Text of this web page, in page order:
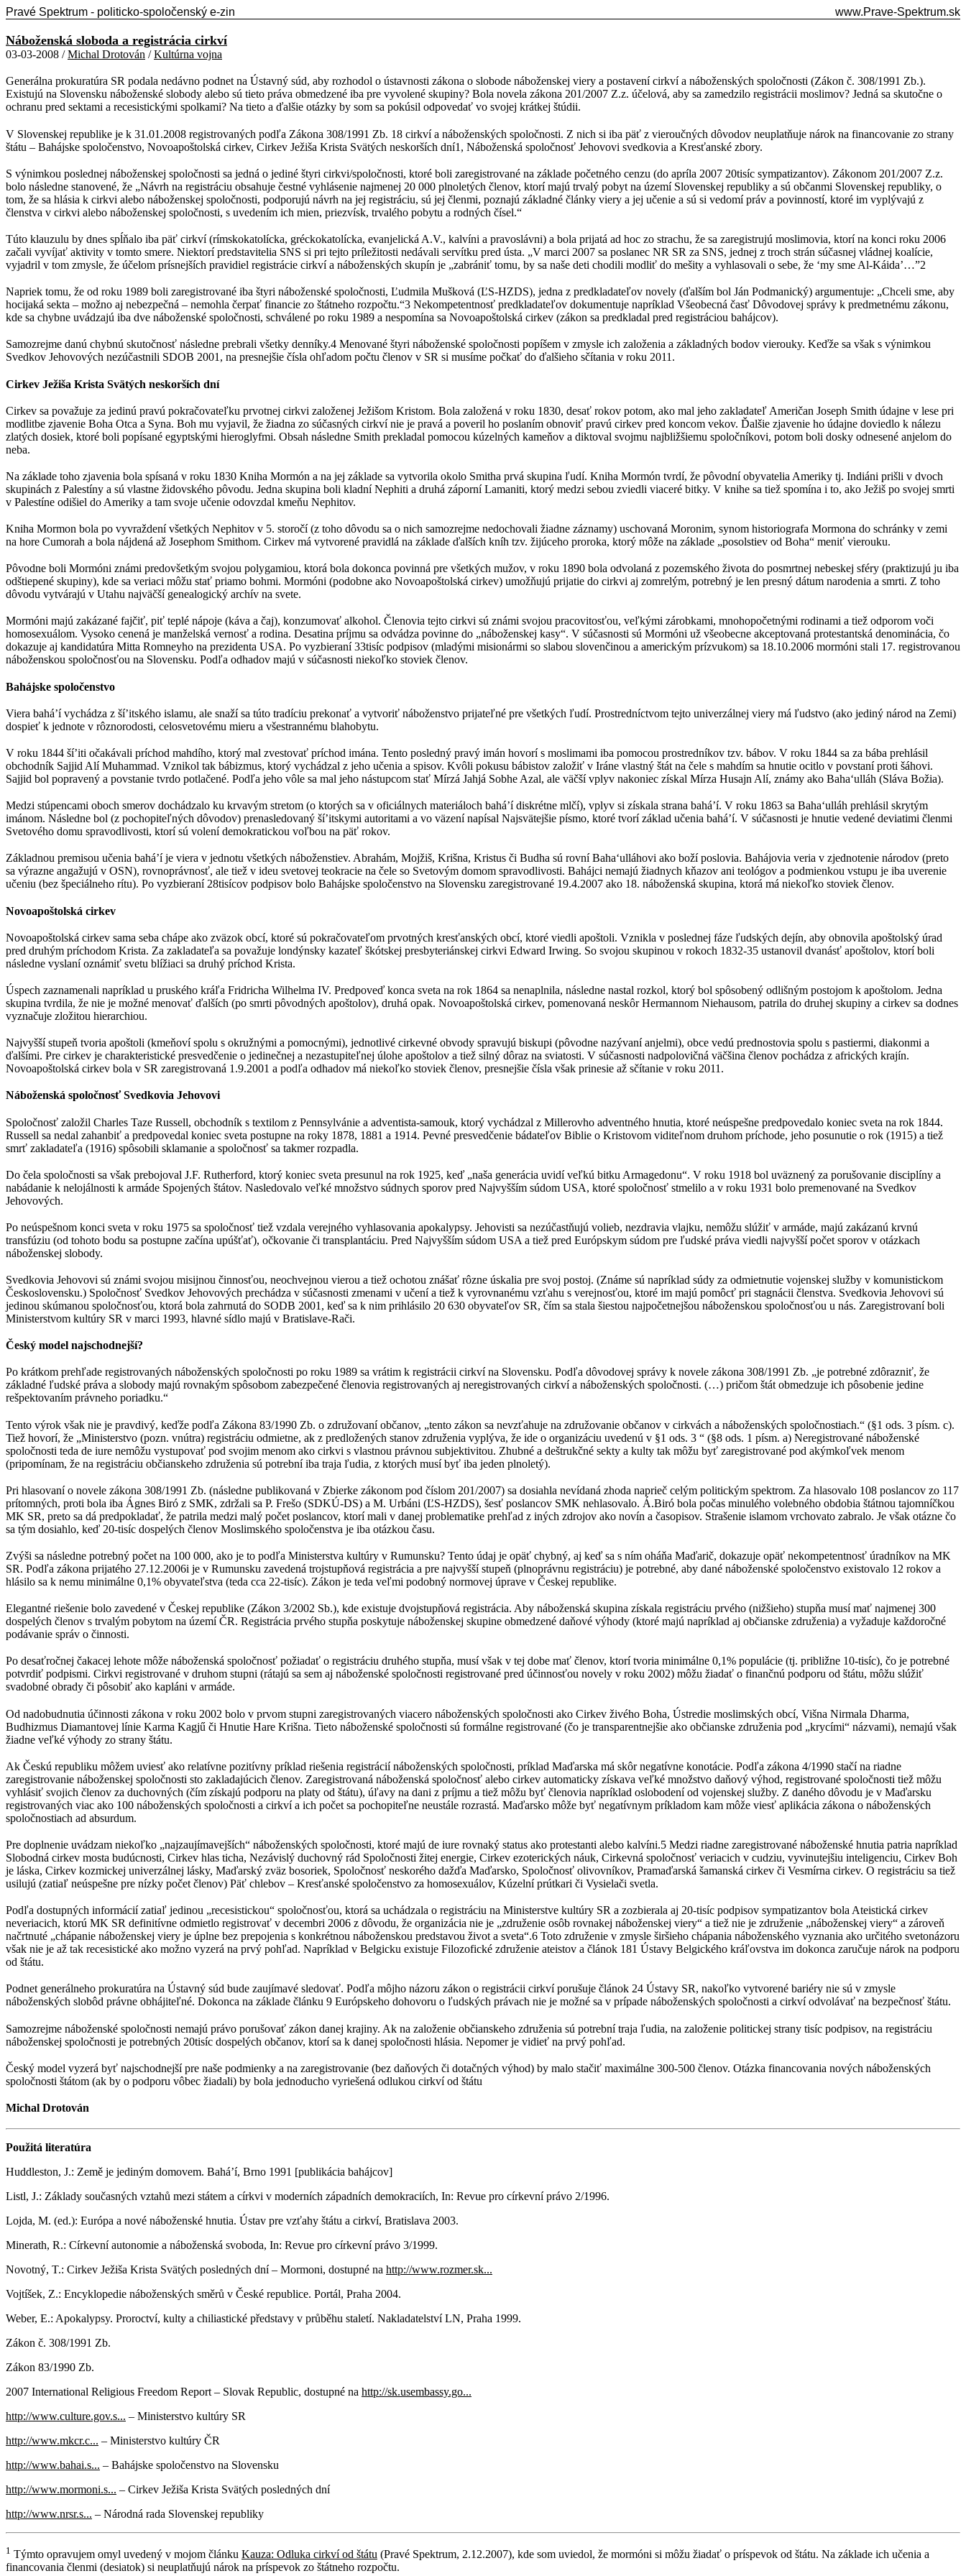
Pravé Spektrum - politicko-spoločenský e-zin www.Prave-Spektrum.sk
Náboženská sloboda a registrácia cirkví
03-03-2008 /Michal Drotován /Kultúrna vojna
Generálna prokuratúra SR podala nedávno podnet na Ústavný súd, aby rozhodol o ústavnosti zákona o slobode náboženskej viery a postavení cirkví a náboženských spoločnosti (Zákon č. 308/1991 Zb.).
Existujú na Slovensku náboženské slobody alebo sú tieto práva obmedzené iba pre vyvolené skupiny? Bola novela zákona 201/2007 Z.z. účelová, aby sa zamedzilo registrácii moslimov? Jedná sa skutočne o
ochranu pred sektami a recesistickými spolkami? Na tieto a ďalšie otázky by som sa pokúsil odpovedať vo svojej krátkej štúdii.
V Slovenskej republike je k 31.01.2008 registrovaných podľa Zákona 308/1991 Zb. 18 cirkví a náboženských spoločnosti. Z nich si iba päť z vieroučných dôvodov neuplatňuje nárok na financovanie zo strany
štátu – Bahájske spoločenstvo, Novoapoštolská cirkev, Cirkev Ježiša Krista Svätých neskorších dní1, Náboženská spoločnosť Jehovovi svedkovia a Kresťanské zbory.
S výnimkou poslednej náboženskej spoločnosti sa jedná o jediné štyri cirkvi/spoločnosti, ktoré boli zaregistrované na základe početného cenzu (do apríla 2007 20tisíc sympatizantov). Zákonom 201/2007 Z.z.
bolo následne stanovené, že „Návrh na registráciu obsahuje čestné vyhlásenie najmenej 20 000 plnoletých členov, ktorí majú trvalý pobyt na území Slovenskej republiky a sú občanmi Slovenskej republiky, o
tom, že sa hlásia k cirkvi alebo náboženskej spoločnosti, podporujú návrh na jej registráciu, sú jej členmi, poznajú základné články viery a jej učenie a sú si vedomí práv a povinností, ktoré im vyplývajú z
členstva v cirkvi alebo náboženskej spoločnosti, s uvedením ich mien, priezvísk, trvalého pobytu a rodných čísel.“
Túto klauzulu by dnes spĺňalo iba päť cirkví (rímskokatolícka, gréckokatolícka, evanjelická A.V., kalvíni a pravoslávni) a bola prijatá ad hoc zo strachu, že sa zaregistrujú moslimovia, ktorí na konci roku 2006
začali vyvíjať aktivity v tomto smere. Niektorí predstavitelia SNS si pri tejto príležitosti nedávali servítku pred ústa. „V marci 2007 sa poslanec NR SR za SNS, jednej z troch strán súčasnej vládnej koalície,
vyjadril v tom zmysle, že účelom prísnejších pravidiel registrácie cirkví a náboženských skupín je „zabrániť tomu, by sa naše deti chodili modliť do mešity a vyhlasovali o sebe, že ‘my sme Al-Káida’…”2
Napriek tomu, že od roku 1989 boli zaregistrované iba štyri náboženské spoločnosti, Ľudmila Mušková (ĽS-HZDS), jedna z predkladateľov novely (ďalším bol Ján Podmanický) argumentuje: „Chceli sme, aby
hocijaká sekta – možno aj nebezpečná – nemohla čerpať financie zo štátneho rozpočtu.“3 Nekompetentnosť predkladateľov dokumentuje napríklad Všeobecná časť Dôvodovej správy k predmetnému zákonu,
kde sa chybne uvádzajú iba dve náboženské spoločnosti, schválené po roku 1989 a nespomína sa Novoapoštolská cirkev (zákon sa predkladal pred registráciou bahájcov).
Samozrejme danú chybnú skutočnosť následne prebrali všetky denníky.4 Menované štyri náboženské spoločnosti popíšem v zmysle ich založenia a základných bodov vierouky. Keďže sa však s výnimkou
Svedkov Jehovových nezúčastnili SDOB 2001, na presnejšie čísla ohľadom počtu členov v SR si musíme počkať do ďalšieho sčítania v roku 2011.
Cirkev Ježiša Krista Svätých neskorších dní
Cirkev sa považuje za jedinú pravú pokračovateľku prvotnej cirkvi založenej Ježišom Kristom. Bola založená v roku 1830, desať rokov potom, ako mal jeho zakladateľ Američan Joseph Smith údajne v lese pri
modlitbe zjavenie Boha Otca a Syna. Boh mu vyjavil, že žiadna zo súčasných cirkví nie je pravá a poveril ho poslaním obnoviť pravú cirkev pred koncom vekov. Ďalšie zjavenie ho údajne doviedlo k nálezu
zlatých dosiek, ktoré boli popísané egyptskými hieroglyfmi. Obsah následne Smith prekladal pomocou kúzelných kameňov a diktoval svojmu najbližšiemu spoločníkovi, potom boli dosky odnesené anjelom do
neba.
Na základe toho zjavenia bola spísaná v roku 1830 Kniha Mormón a na jej základe sa vytvorila okolo Smitha prvá skupina ľudí. Kniha Mormón tvrdí, že pôvodní obyvatelia Ameriky tj. Indiáni prišli v dvoch
skupinách z Palestíny a sú vlastne židovského pôvodu. Jedna skupina boli kladní Nephiti a druhá záporní Lamaniti, ktorý medzi sebou zviedli viaceré bitky. V knihe sa tiež spomína i to, ako Ježiš po svojej smrti
v Palestíne odišiel do Ameriky a tam svoje učenie odovzdal kmeňu Nephitov.
Kniha Mormon bola po vyvraždení všetkých Nephitov v 5. storočí (z toho dôvodu sa o nich samozrejme nedochovali žiadne záznamy) uschovaná Moronim, synom historiografa Mormona do schránky v zemi
na hore Cumorah a bola nájdená až Josephom Smithom. Cirkev má vytvorené pravidlá na základe ďalších kníh tzv. žijúceho proroka, ktorý môže na základe „posolstiev od Boha“ meniť vierouku.
Pôvodne boli Mormóni známi predovšetkým svojou polygamiou, ktorá bola dokonca povinná pre všetkých mužov, v roku 1890 bola odvolaná z pozemského života do posmrtnej nebeskej sféry (praktizujú ju iba
odštiepené skupiny), kde sa veriaci môžu stať priamo bohmi. Mormóni (podobne ako Novoapoštolská cirkev) umožňujú prijatie do cirkvi aj zomrelým, potrebný je len presný dátum narodenia a smrti. Z toho
dôvodu vytvárajú v Utahu najväčší genealogický archív na svete.
Mormóni majú zakázané fajčiť, piť teplé nápoje (káva a čaj), konzumovať alkohol. Členovia tejto cirkvi sú známi svojou pracovitosťou, veľkými zárobkami, mnohopočetnými rodinami a tiež odporom voči
homosexuálom. Vysoko cenená je manželská vernosť a rodina. Desatina príjmu sa odvádza povinne do „náboženskej kasy“. V súčasnosti sú Mormóni už všeobecne akceptovaná protestantská denominácia, čo
dokazuje aj kandidatúra Mitta Romneyho na prezidenta USA. Po vyzbieraní 33tisíc podpisov (mladými misionármi so slabou slovenčinou a americkým prízvukom) sa 18.10.2006 mormóni stali 17. registrovanou
náboženskou spoločnosťou na Slovensku. Podľa odhadov majú v súčasnosti niekoľko stoviek členov.
Bahájske spoločenstvo
Viera bahá’í vychádza z ší’itského islamu, ale snaží sa túto tradíciu prekonať a vytvoriť náboženstvo prijateľné pre všetkých ľudí. Prostredníctvom tejto univerzálnej viery má ľudstvo (ako jediný národ na Zemi)
dospieť k jednote v rôznorodosti, celosvetovému mieru a všestrannému blahobytu.
V roku 1844 ší’iti očakávali príchod mahdího, ktorý mal zvestovať príchod imána. Tento posledný pravý imán hovorí s moslimami iba pomocou prostredníkov tzv. bábov. V roku 1844 sa za bába prehlásil
obchodník Sajjid Alí Muhammad. Vznikol tak bábizmus, ktorý vychádzal z jeho učenia a spisov. Kvôli pokusu bábistov založiť v Iráne vlastný štát na čele s mahdím sa hnutie ocitlo v povstaní proti šáhovi.
Sajjid bol popravený a povstanie tvrdo potlačené. Podľa jeho vôle sa mal jeho nástupcom stať Mírzá Jahjá Sobhe Azal, ale väčší vplyv nakoniec získal Mírza Husajn Alí, známy ako Baha‘ulláh (Sláva Božia).
Medzi stúpencami oboch smerov dochádzalo ku krvavým stretom (o ktorých sa v oficiálnych materiáloch bahá’í diskrétne mlčí), vplyv si získala strana bahá’í. V roku 1863 sa Baha‘ulláh prehlásil skrytým
imánom. Následne bol (z pochopiteľných dôvodov) prenasledovaný ší’itskymi autoritami a vo väzení napísal Najsvätejšie písmo, ktoré tvorí základ učenia bahá’í. V súčasnosti je hnutie vedené deviatimi členmi
Svetového domu spravodlivosti, ktorí sú volení demokratickou voľbou na päť rokov.
Základnou premisou učenia bahá’í je viera v jednotu všetkých náboženstiev. Abrahám, Mojžiš, Krišna, Kristus či Budha sú rovní Baha‘ulláhovi ako boží poslovia. Bahájovia veria v zjednotenie národov (preto
sa výrazne angažujú v OSN), rovnoprávnosť, ale tiež v ideu svetovej teokracie na čele so Svetovým domom spravodlivosti. Bahájci nemajú žiadnych kňazov ani teológov a podmienkou vstupu je iba uverenie
učeniu (bez špeciálneho rítu). Po vyzbieraní 28tisícov podpisov bolo Bahájske spoločenstvo na Slovensku zaregistrované 19.4.2007 ako 18. náboženská skupina, ktorá má niekoľko stoviek členov.
Novoapoštolská cirkev
Novoapoštolská cirkev sama seba chápe ako zväzok obcí, ktoré sú pokračovateľom prvotných kresťanských obcí, ktoré viedli apoštoli. Vznikla v poslednej fáze ľudských dejín, aby obnovila apoštolský úrad
pred druhým príchodom Krista. Za zakladateľa sa považuje londýnsky kazateľ škótskej presbyteriánskej cirkvi Edward Irwing. So svojou skupinou v rokoch 1832-35 ustanovil dvanásť apoštolov, ktorí boli
následne vyslaní oznámiť svetu blížiaci sa druhý príchod Krista.
Úspech zaznamenali napríklad u pruského kráľa Fridricha Wilhelma IV. Predpoveď konca sveta na rok 1864 sa nenaplnila, následne nastal rozkol, ktorý bol spôsobený odlišným postojom k apoštolom. Jedna
skupina tvrdila, že nie je možné menovať ďalších (po smrti pôvodných apoštolov), druhá opak. Novoapoštolská cirkev, pomenovaná neskôr Hermannom Niehausom, patrila do druhej skupiny a cirkev sa dodnes
vyznačuje zložitou hierarchiou.
Najvyšší stupeň tvoria apoštoli (kmeňoví spolu s okružnými a pomocnými), jednotlivé cirkevné obvody spravujú biskupi (pôvodne nazývaní anjelmi), obce vedú prednostovia spolu s pastiermi, diakonmi a
ďalšími. Pre cirkev je charakteristické presvedčenie o jedinečnej a nezastupiteľnej úlohe apoštolov a tiež silný dôraz na sviatosti. V súčasnosti nadpolovičná väčšina členov pochádza z afrických krajín.
Novoapoštolská cirkev bola v SR zaregistrovaná 1.9.2001 a podľa odhadov má niekoľko stoviek členov, presnejšie čísla však prinesie až sčítanie v roku 2011.
Náboženská spoločnosť Svedkovia Jehovovi
Spoločnosť založil Charles Taze Russell, obchodník s textilom z Pennsylvánie a adventista-samouk, ktorý vychádzal z Millerovho adventného hnutia, ktoré neúspešne predpovedalo koniec sveta na rok 1844.
Russell sa nedal zahanbiť a predpovedal koniec sveta postupne na roky 1878, 1881 a 1914. Pevné presvedčenie bádateľov Biblie o Kristovom viditeľnom druhom príchode, jeho posunutie o rok (1915) a tiež
smrť zakladateľa (1916) spôsobili sklamanie a spoločnosť sa takmer rozpadla.
Do čela spoločnosti sa však prebojoval J.F. Rutherford, ktorý koniec sveta presunul na rok 1925, keď „naša generácia uvidí veľkú bitku Armagedonu“. V roku 1918 bol uväznený za porušovanie disciplíny a
nabádanie k nelojálnosti k armáde Spojených štátov. Nasledovalo veľké množstvo súdnych sporov pred Najvyšším súdom USA, ktoré spoločnosť stmelilo a v roku 1931 bolo premenované na Svedkov
Jehovových.
Po neúspešnom konci sveta v roku 1975 sa spoločnosť tiež vzdala verejného vyhlasovania apokalypsy. Jehovisti sa nezúčastňujú volieb, nezdravia vlajku, nemôžu slúžiť v armáde, majú zakázanú krvnú
transfúziu (od tohoto bodu sa postupne začína upúšťať), očkovanie či transplantáciu. Pred Najvyšším súdom USA a tiež pred Európskym súdom pre ľudské práva viedli najvyšší počet sporov v otázkach
náboženskej slobody.
Svedkovia Jehovovi sú známi svojou misijnou činnosťou, neochvejnou vierou a tiež ochotou znášať rôzne úskalia pre svoj postoj. (Známe sú napríklad súdy za odmietnutie vojenskej služby v komunistickom
Československu.) Spoločnosť Svedkov Jehovových prechádza v súčasnosti zmenami v učení a tiež k vyrovnanému vzťahu s verejnosťou, ktoré im majú pomôcť pri stagnácii členstva. Svedkovia Jehovovi sú
jedinou skúmanou spoločnosťou, ktorá bola zahrnutá do SODB 2001, keď sa k nim prihlásilo 20 630 obyvateľov SR, čím sa stala šiestou najpočetnejšou náboženskou spoločnosťou u nás. Zaregistrovaní boli
Ministerstvom kultúry SR v marci 1993, hlavné sídlo majú v Bratislave-Rači.
Český model najschodnejší?
Po krátkom prehľade registrovaných náboženských spoločnosti po roku 1989 sa vrátim k registrácii cirkví na Slovensku. Podľa dôvodovej správy k novele zákona 308/1991 Zb. „je potrebné zdôrazniť, že
základné ľudské práva a slobody majú rovnakým spôsobom zabezpečené členovia registrovaných aj neregistrovaných cirkví a náboženských spoločnosti. (…) pričom štát obmedzuje ich pôsobenie jedine
rešpektovaním právneho poriadku.“
Tento výrok však nie je pravdivý, keďže podľa Zákona 83/1990 Zb. o združovaní občanov, „tento zákon sa nevzťahuje na združovanie občanov v cirkvách a náboženských spoločnostiach.“ (§1 ods. 3 písm. c).
Tiež hovorí, že „Ministerstvo (pozn. vnútra) registráciu odmietne, ak z predložených stanov združenia vyplýva, že ide o organizáciu uvedenú v §1 ods. 3 “ (§8 ods. 1 písm. a) Neregistrované náboženské
spoločnosti teda de iure nemôžu vystupovať pod svojim menom ako cirkvi s vlastnou právnou subjektivitou. Zhubné a deštrukčné sekty a kulty tak môžu byť zaregistrované pod akýmkoľvek menom
(pripomínam, že na registráciu občianskeho združenia sú potrební iba traja ľudia, z ktorých musí byť iba jeden plnoletý).
Pri hlasovaní o novele zákona 308/1991 Zb. (následne publikovaná v Zbierke zákonom pod číslom 201/2007) sa dosiahla nevídaná zhoda naprieč celým politickým spektrom. Za hlasovalo 108 poslancov zo 117
prítomných, proti bola iba Ágnes Biró z SMK, zdržali sa P. Frešo (SDKÚ-DS) a M. Urbáni (ĽS-HZDS), šesť poslancov SMK nehlasovalo. Á.Biró bola počas minulého volebného obdobia štátnou tajomníčkou
MK SR, preto sa dá predpokladať, že patrila medzi malý počet poslancov, ktorí mali v danej problematike prehľad z iných zdrojov ako novín a časopisov. Strašenie islamom vrchovato zabralo. Je však otázne čo
sa tým dosiahlo, keď 20-tisíc dospelých členov Moslimského spoločenstva je iba otázkou času.
Zvýši sa následne potrebný počet na 100 000, ako je to podľa Ministerstva kultúry v Rumunsku? Tento údaj je opäť chybný, aj keď sa s ním oháňa Maďarič, dokazuje opäť nekompetentnosť úradníkov na MK
SR. Podľa zákona prijatého 27.12.2006i je v Rumunsku zavedená trojstupňová registrácia a pre najvyšší stupeň (plnoprávnu registráciu) je potrebné, aby dané náboženské spoločenstvo existovalo 12 rokov a
hlásilo sa k nemu minimálne 0,1% obyvateľstva (teda cca 22-tisíc). Zákon je teda veľmi podobný normovej úprave v Českej republike.
Elegantné riešenie bolo zavedené v Českej republike (Zákon 3/2002 Sb.), kde existuje dvojstupňová registrácia. Aby náboženská skupina získala registráciu prvého (nižšieho) stupňa musí mať najmenej 300
dospelých členov s trvalým pobytom na území ČR. Registrácia prvého stupňa poskytuje náboženskej skupine obmedzené daňové výhody (ktoré majú napríklad aj občianske združenia) a vyžaduje každoročné
podávanie správ o činnosti.
Po desaťročnej čakacej lehote môže náboženská spoločnosť požiadať o registráciu druhého stupňa, musí však v tej dobe mať členov, ktorí tvoria minimálne 0,1% populácie (tj. približne 10-tisíc), čo je potrebné
potvrdiť podpismi. Cirkvi registrované v druhom stupni (rátajú sa sem aj náboženské spoločnosti registrované pred účinnosťou novely v roku 2002) môžu žiadať o finančnú podporu od štátu, môžu slúžiť
svadobné obrady či pôsobiť ako kapláni v armáde.
Od nadobudnutia účinnosti zákona v roku 2002 bolo v prvom stupni zaregistrovaných viacero náboženských spoločnosti ako Cirkev živého Boha, Ústredie moslimských obcí, Višna Nirmala Dharma,
Budhizmus Diamantovej línie Karma Kagjű či Hnutie Hare Krišna. Tieto náboženské spoločnosti sú formálne registrované (čo je transparentnejšie ako občianske združenia pod „krycími“ názvami), nemajú však
žiadne veľké výhody zo strany štátu.
Ak Českú republiku môžem uviesť ako relatívne pozitívny príklad riešenia registrácií náboženských spoločnosti, príklad Maďarska má skôr negatívne konotácie. Podľa zákona 4/1990 stačí na riadne
zaregistrovanie náboženskej spoločnosti sto zakladajúcich členov. Zaregistrovaná náboženská spoločnosť alebo cirkev automaticky získava veľké množstvo daňový výhod, registrované spoločnosti tiež môžu
vyhlásiť svojich členov za duchovných (čím získajú podporu na platy od štátu), úľavy na dani z príjmu a tiež môžu byť členovia napríklad oslobodení od vojenskej služby. Z daného dôvodu je v Maďarsku
registrovaných viac ako 100 náboženských spoločnosti a cirkví a ich počet sa pochopiteľne neustále rozrastá. Maďarsko môže byť negatívnym príkladom kam môže viesť aplikácia zákona o náboženských
spoločnostiach ad absurdum.
Pre doplnenie uvádzam niekoľko „najzaujímavejších“ náboženských spoločnosti, ktoré majú de iure rovnaký status ako protestanti alebo kalvíni.5 Medzi riadne zaregistrované náboženské hnutia patria napríklad
Slobodná cirkev mosta budúcnosti, Cirkev hlas ticha, Nezávislý duchovný rád Spoločnosti žitej energie, Cirkev ezoterických náuk, Cirkevná spoločnosť veriacich v cudziu, vyvinutejšiu inteligenciu, Cirkev Boh
je láska, Cirkev kozmickej univerzálnej lásky, Maďarský zväz bosoriek, Spoločnosť neskorého dažďa Maďarsko, Spoločnosť olivovníkov, Pramaďarská šamanská cirkev či Vesmírna cirkev. O registráciu sa tiež
usilujú (zatiaľ neúspešne pre nízky počet členov) Päť chlebov – Kresťanské spoločenstvo za homosexuálov, Kúzelní prútkari či Vysielači svetla.
Podľa dostupných informácií zatiaľ jedinou „recesistickou“ spoločnosťou, ktorá sa uchádzala o registráciu na Ministerstve kultúry SR a zozbierala aj 20-tisíc podpisov sympatizantov bola Ateistická cirkev
neveriacich, ktorú MK SR definitívne odmietlo registrovať v decembri 2006 z dôvodu, že organizácia nie je „združenie osôb rovnakej náboženskej viery“ a tiež nie je združenie „náboženskej viery“ a zároveň
načrtnuté „chápanie náboženskej viery je úplne bez prepojenia s konkrétnou náboženskou predstavou život a sveta“.6 Toto združenie v zmysle širšieho chápania náboženského vyznania ako určitého svetonázoru
však nie je až tak recesistické ako možno vyzerá na prvý pohľad. Napríklad v Belgicku existuje Filozofické združenie ateistov a článok 181 Ústavy Belgického kráľovstva im dokonca zaručuje nárok na podporu
od štátu.
Podnet generálneho prokuratúra na Ústavný súd bude zaujímavé sledovať. Podľa môjho názoru zákon o registrácii cirkví porušuje článok 24 Ústavy SR, nakoľko vytvorené bariéry nie sú v zmysle
náboženských slobôd právne obhájiteľné. Dokonca na základe článku 9 Európskeho dohovoru o ľudských právach nie je možné sa v prípade náboženských spoločnosti a cirkví odvolávať na bezpečnosť štátu.
Samozrejme náboženské spoločnosti nemajú právo porušovať zákon danej krajiny. Ak na založenie občianskeho združenia sú potrební traja ľudia, na založenie politickej strany tisíc podpisov, na registráciu
náboženskej spoločnosti je potrebných 20tisíc dospelých občanov, ktorí sa k danej spoločnosti hlásia. Nepomer je vidieť na prvý pohľad.
Český model vyzerá byť najschodnejší pre naše podmienky a na zaregistrovanie (bez daňových či dotačných výhod) by malo stačiť maximálne 300-500 členov. Otázka financovania nových náboženských
spoločnosti štátom (ak by o podporu vôbec žiadali) by bola jednoducho vyriešená odlukou cirkví od štátu
Michal Drotován
Použitá literatúra
Huddleston, J.: Země je jediným domovem. Bahá’í, Brno 1991 [publikácia bahájcov]
Listl, J.: Základy současných vztahů mezi státem a církvi v moderních západních demokraciích, In: Revue pro církevní právo 2/1996.
Lojda, M. (ed.): Európa a nové náboženské hnutia. Ústav pre vzťahy štátu a cirkví, Bratislava 2003.
Minerath, R.: Církevní autonomie a náboženská svoboda, In: Revue pro církevní právo 3/1999.
Novotný, T.: Cirkev Ježiša Krista Svätých posledných dní – Mormoni, dostupné na http://www.rozmer.sk...
Vojtíšek, Z.: Encyklopedie náboženských směrů v České republice. Portál, Praha 2004.
Weber, E.: Apokalypsy. Proroctví, kulty a chiliastické představy v průběhu staletí. Nakladatelství LN, Praha 1999.
Zákon č. 308/1991 Zb.
Zákon 83/1990 Zb.
2007 International Religious Freedom Report – Slovak Republic, dostupné na http://sk.usembassy.go...
http://www.culture.gov.s... – Ministerstvo kultúry SR
http://www.mkcr.c... – Ministerstvo kultúry ČR
http://www.bahai.s... – Bahájske spoločenstvo na Slovensku
http://www.mormoni.s... – Cirkev Ježiša Krista Svätých posledných dní
http://www.nrsr.s... – Národná rada Slovenskej republiky
1 Týmto opravujem omyl uvedený v mojom článku Kauza: Odluka cirkví od štátu (Pravé Spektrum, 2.12.2007), kde som uviedol, že mormóni si môžu žiadať o príspevok od štátu. Na základe ich učenia a
financovania členmi (desiatok) si neuplatňujú nárok na príspevok zo štátneho rozpočtu.